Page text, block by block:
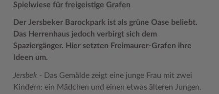
Wunsch-Kennzeichen ↗
Zuständigkeitsfinder SH ↗
Stellenangebote
Stormarninfo
Ukrainehilfe
Wahlen im Kreis
Wappen und Geschichte
Was ist ein Kreis?
Umlandscout Hamburg
Vereine und Gruppen
Spielwiese für freigeistige Grafen
Der Jersbeker Barockpark ist als grüne Oase beliebt.
Das Herrenhaus jedoch verbirgt sich dem
Spaziergänger. Hier setzten Freimaurer-Grafen ihre
Ideen um.
Jersbek - Das Gemälde zeigt eine junge Frau mit zwei
Kindern: ein Mädchen und einen etwas älteren Jungen.